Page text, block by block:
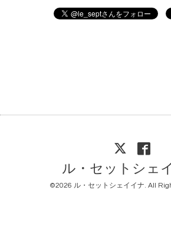
ル・セットシェ
©2026 ル・セットシェイイナ . All